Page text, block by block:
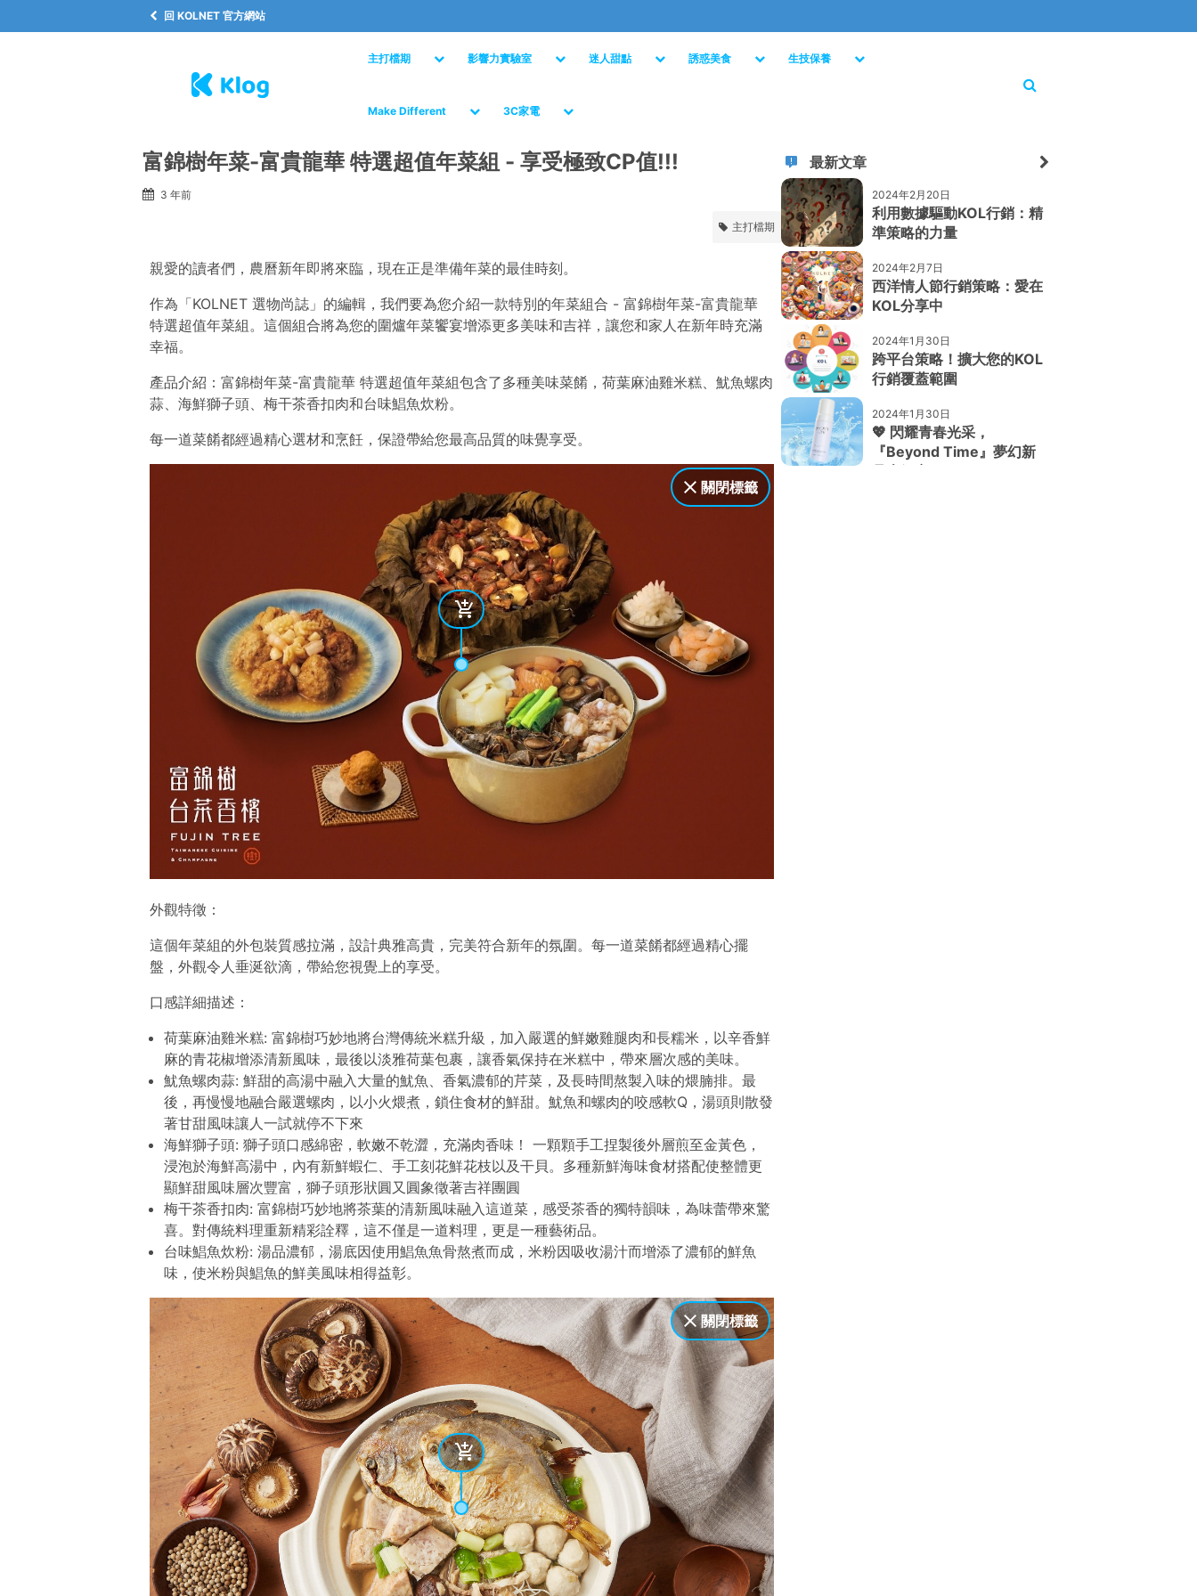
回 KOLNET 官方網站
主打檔期 影響力實驗室 迷人甜點 誘惑美食 生技保養
Make Different 3C家電
富錦樹年菜-富貴龍華 特選超值年菜組 - 享受極致CP值!!!
3 年前
主打檔期
親愛的讀者們，農曆新年即將來臨，現在正是準備年菜的最佳時刻。
作為「KOLNET 選物尚誌」的編輯，我們要為您介紹一款特別的年菜組合 - 富錦樹年菜-富貴龍華
特選超值年菜組。這個組合將為您的圍爐年菜饗宴增添更多美味和吉祥，讓您和家人在新年時充滿
幸福。
產品介紹：富錦樹年菜-富貴龍華 特選超值年菜組包含了多種美味菜餚，荷葉麻油雞米糕、魷魚螺肉
蒜、海鮮獅子頭、梅干茶香扣肉和台味鯧魚炊粉。
每一道菜餚都經過精心選材和烹飪，保證帶給您最高品質的味覺享受。
關閉標籤
外觀特徵：
這個年菜組的外包裝質感拉滿，設計典雅高貴，完美符合新年的氛圍。每一道菜餚都經過精心擺
盤，外觀令人垂涎欲滴，帶給您視覺上的享受。
口感詳細描述：
荷葉麻油雞米糕: 富錦樹巧妙地將台灣傳統米糕升級，加入嚴選的鮮嫩雞腿肉和長糯米，以辛香鮮
麻的青花椒增添清新風味，最後以淡雅荷葉包裹，讓香氣保持在米糕中，帶來層次感的美味。
魷魚螺肉蒜: 鮮甜的高湯中融入大量的魷魚、香氣濃郁的芹菜，及長時間熬製入味的煨腩排。最
後，再慢慢地融合嚴選螺肉，以小火煨煮，鎖住食材的鮮甜。魷魚和螺肉的咬感軟Q，湯頭則散發
著甘甜風味讓人一試就停不下來
海鮮獅子頭: 獅子頭口感綿密，軟嫩不乾澀，充滿肉香味！ 一顆顆手工捏製後外層煎至金黃色，
浸泡於海鮮高湯中，內有新鮮蝦仁、手工刻花鮮花枝以及干貝。多種新鮮海味食材搭配使整體更
顯鮮甜風味層次豐富，獅子頭形狀圓又圓象徵著吉祥團圓
梅干茶香扣肉: 富錦樹巧妙地將茶葉的清新風味融入這道菜，感受茶香的獨特韻味，為味蕾帶來驚
喜。對傳統料理重新精彩詮釋，這不僅是一道料理，更是一種藝術品。
台味鯧魚炊粉: 湯品濃郁，湯底因使用鯧魚魚骨熬煮而成，米粉因吸收湯汁而增添了濃郁的鮮魚
味，使米粉與鯧魚的鮮美風味相得益彰。
關閉標籤
最新文章
2024年2月20日
利用數據驅動KOL行銷：精
準策略的力量
2024年2月7日
西洋情人節行銷策略：愛在
KOL分享中
2024年1月30日
跨平台策略！擴大您的KOL
行銷覆蓋範圍
2024年1月30日
💖 閃耀青春光采，
『Beyond Time』夢幻新